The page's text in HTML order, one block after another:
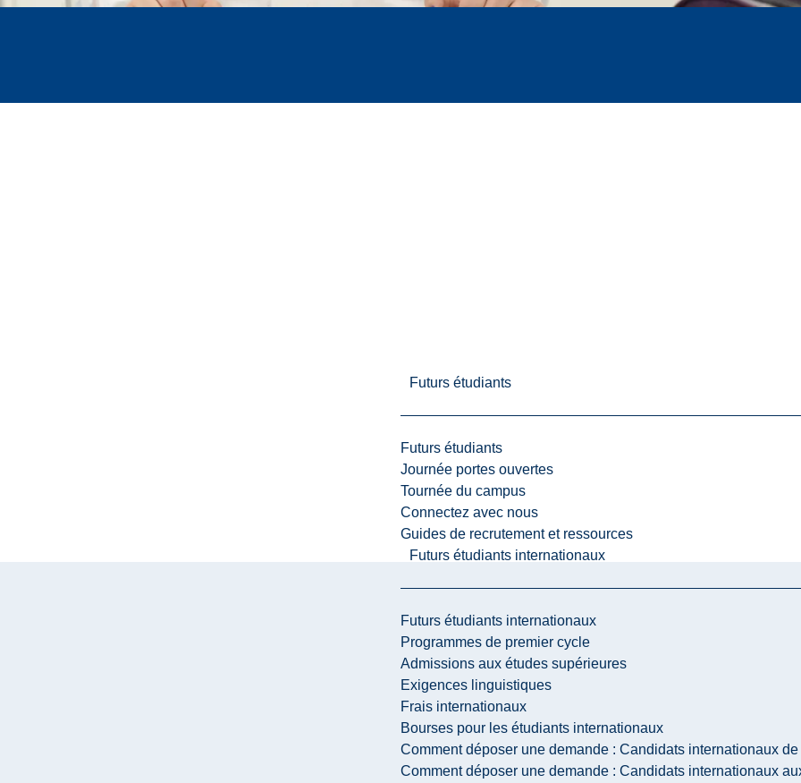
Futurs étudiants
Futurs étudiants
Journée portes ouvertes
Tournée du campus
Connectez avec nous
Guides de recrutement et ressources
Futurs étudiants internationaux
Futurs étudiants internationaux
Programmes de premier cycle
Admissions aux études supérieures
Exigences linguistiques
Frais internationaux
Bourses pour les étudiants internationaux
Comment déposer une demande : Candidats internationaux
Comment déposer une demande : Candidats internationaux